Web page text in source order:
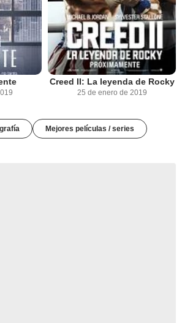
Creed II: La leyenda de Rocky
25 de enero de 2019
Mejores películas / series